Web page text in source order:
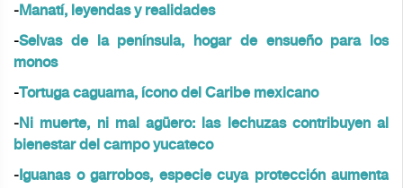
-Manatí, leyendas y realidades
-Selvas de la península, hogar de ensueño para los
monos
-Tortuga caguama, ícono del Caribe mexicano
-Ni muerte, ni mal agüero: las lechuzas contribuyen al
bienestar del campo yucateco
- Iguanas o garrobos, especie cuya protección aumenta